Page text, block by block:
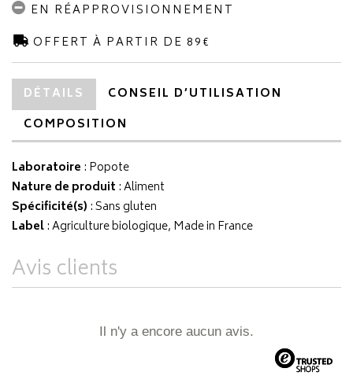
EN RÉAPPROVISIONNEMENT
OFFERT À PARTIR DE 89€
DÉTAILS
CONSEIL D’UTILISATION
COMPOSITION
Laboratoire : Popote
Nature de produit : Aliment
Spécificité(s) : Sans gluten
Label: Agriculture biologique, Made in France
Avis clients
Il n'y a encore aucun avis.